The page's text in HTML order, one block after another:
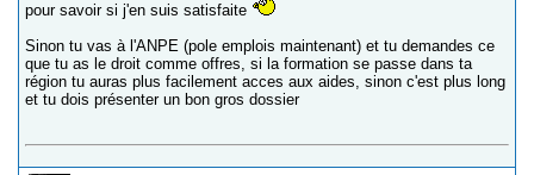
pour savoir si j'en suis satisfaite
Sinon tu vas à l'ANPE (pole emplois maintenant) et tu demandes ce
que tu as le droit comme offres, si la formation se passe dans ta
région tu auras plus facilement acces aux aides, sinon c'est plus long
et tu dois présenter un bon gros dossier